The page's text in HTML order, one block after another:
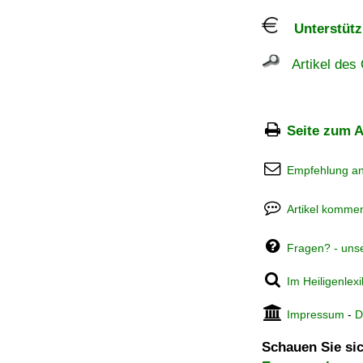
Artikel des
Seite zum
Empfehlung
Artikel
Fragen? -
Im
Impressum -
Schauen Sie